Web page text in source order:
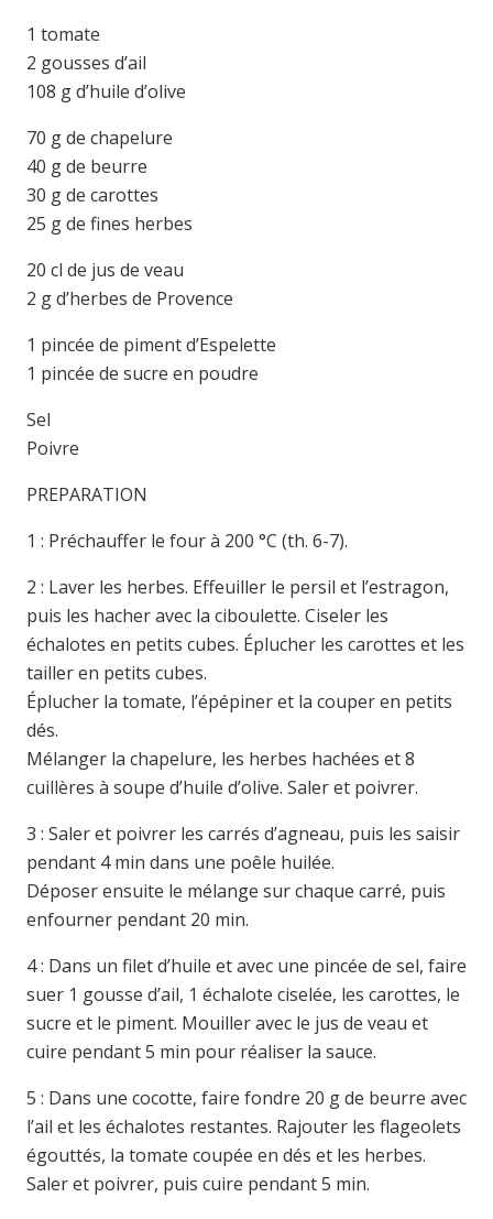
1 tomate
2 gousses d’ail
108 g d’huile d’olive
70 g de chapelure
40 g de beurre
30 g de carottes
25 g de fines herbes
20 cl de jus de veau
2 g d’herbes de Provence
1 pincée de piment d’Espelette
1 pincée de sucre en poudre
Sel
Poivre
PREPARATION
1 : Préchauffer le four à 200 °C (th. 6-7).
2 : Laver les herbes. Effeuiller le persil et l’estragon,
puis les hacher avec la ciboulette. Ciseler les
échalotes en petits cubes. Éplucher les carottes et les
tailler en petits cubes.
Éplucher la tomate, l’épépiner et la couper en petits
dés.
Mélanger la chapelure, les herbes hachées et 8
cuillères à soupe d’huile d’olive. Saler et poivrer.
3 : Saler et poivrer les carrés d’agneau, puis les saisir
pendant 4 min dans une poêle huilée.
Déposer ensuite le mélange sur chaque carré, puis
enfourner pendant 20 min.
4 : Dans un filet d’huile et avec une pincée de sel, faire
suer 1 gousse d’ail, 1 échalote ciselée, les carottes, le
sucre et le piment. Mouiller avec le jus de veau et
cuire pendant 5 min pour réaliser la sauce.
5 : Dans une cocotte, faire fondre 20 g de beurre avec
l’ail et les échalotes restantes. Rajouter les flageolets
égouttés, la tomate coupée en dés et les herbes.
Saler et poivrer, puis cuire pendant 5 min.